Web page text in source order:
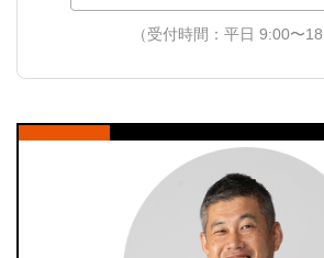
（受付時間：平日 9:00〜